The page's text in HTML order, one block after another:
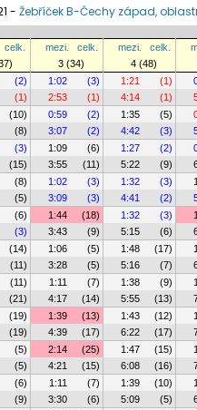
- Žebříček B-Čechy západ,
celk. mezi. celk. mezi. celk.
3 (34) 4 (48)
(2) 1:02 (3) 1:21 (1)
(1) 2:53 (1) 4:14 (1)
(10) 0:59 (2) 1:35 (5)
(8) 3:07 (2) 4:42 (3)
(3) 1:09 (6) 1:27 (2)
(15) 3:55 (11) 5:22 (9)
(8) 1:02 (3) 1:32 (3)
(5) 3:09 (3) 4:41 (2)
(6) 1:44 (18) 1:32 (3)
(3) 3:43 (9) 5:15 (6)
(14) 1:06 (5) 1:48 (17)
(11) 3:28 (5) 5:16 (7)
(11) 1:11 (7) 1:38 (9)
(21) 4:17 (14) 5:55 (13)
(19) 1:39 (13) 1:43 (12)
(19) 4:39 (17) 6:22 (17)
(5) 2:14 (25) 1:47 (15)
(5) 4:21 (15) 6:08 (16)
(6) 1:11 (7) 1:39 (10)
(9) 3:30 (6) 5:09 (5)